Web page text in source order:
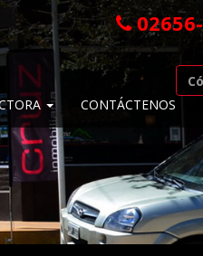
CONTÁCTENOS